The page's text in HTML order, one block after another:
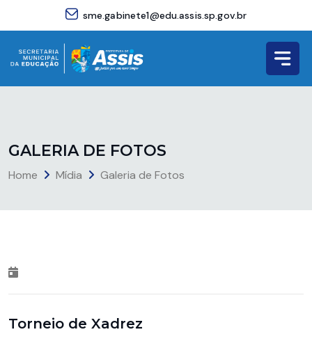
sme.gabinete1@edu.assis.sp.gov.br
GALERIA DE FOTOS
Home Mídia Galeria de Fotos
Torneio de Xadrez